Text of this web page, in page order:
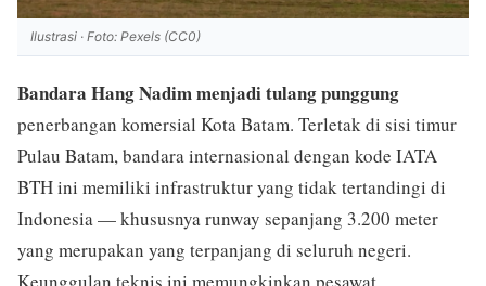
Ilustrasi · Foto: Pexels (CC0)
Bandara Hang Nadim menjadi tulang punggung
penerbangan komersial Kota Batam. Terletak di sisi timur
Pulau Batam, bandara internasional dengan kode IATA
BTH ini memiliki infrastruktur yang tidak tertandingi di
Indonesia — khususnya runway sepanjang 3.200 meter
yang merupakan yang terpanjang di seluruh negeri.